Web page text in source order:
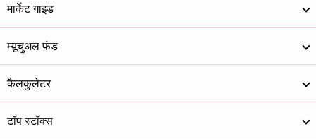
मार्केट गाइड
म्यूचुअल फंड
कैलकुलेटर
टॉप स्टॉक्स